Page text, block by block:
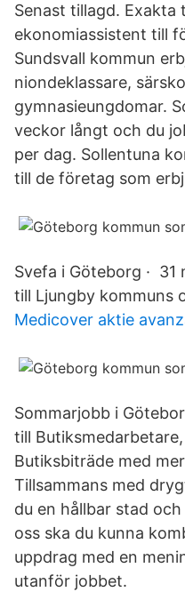
Senast tillagd. Exakta
ekonomiassistent till
Sundsvall kommun
niondeklassare,
gymnasieungdomar.
veckor långt och du
per dag. Sollentuna
till de företag som
Svefa i Göteborg ·
till Ljungby kommuns
Medicover aktie
Sommarjobb i
till
Butiksbiträde med
Tillsammans med
du en hållbar stad
oss ska du kunna
uppdrag med en
utanför jobbet.